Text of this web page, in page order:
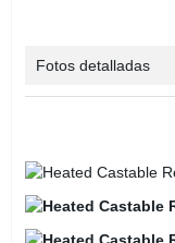
Fotos detalladas